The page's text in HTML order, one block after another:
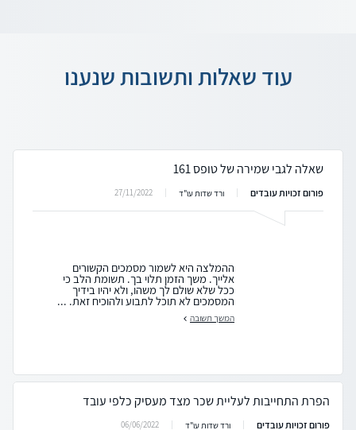
עוד שאלות ותשובות שנענו
שאלה לגבי שמירה של טופס 161
פורום זכויות עובדים ורד שדות עו"ד 27/11/2022
ההמלצה היא לשמור מסמכים הקשורים
אלייך. משך הזמן תלוי בך. תשומת הלב כי
ככל שלא שולם לך משהו, ולא יהיו בידיך
המסמכים לא תוכל לתבוע ולהוכיח זאת. ...
המשך תשובה
הפרת התחייבות לעליית שכר מצד מעסיק כלפי עובד
פורום זכויות עובדים ורד שדות עו"ד 06/06/2022